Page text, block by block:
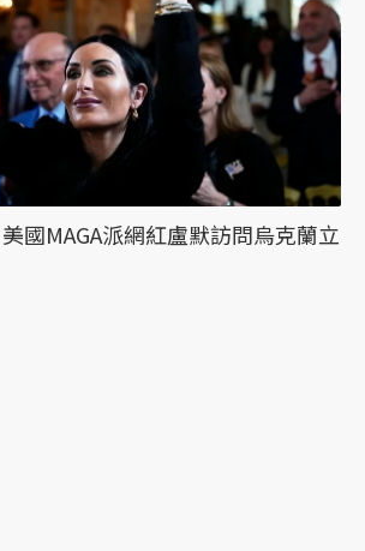
國MAGA派網紅盧默訪問烏克蘭立